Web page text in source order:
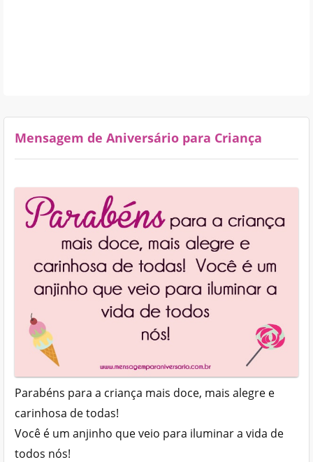
Mensagem de Aniversário para Criança
Parabéns para a criança mais doce, mais alegre e
carinhosa de todas!
Você é um anjinho que veio para iluminar a vida de
todos nós!